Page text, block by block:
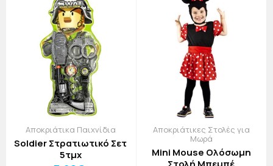
Αποκριάτικα Παιχνίδια
Soldier Στρατιωτικό Σετ
5τμχ
Αποκριάτικες Στολές για
Μωρά
Mini Mouse Ολόσωμη